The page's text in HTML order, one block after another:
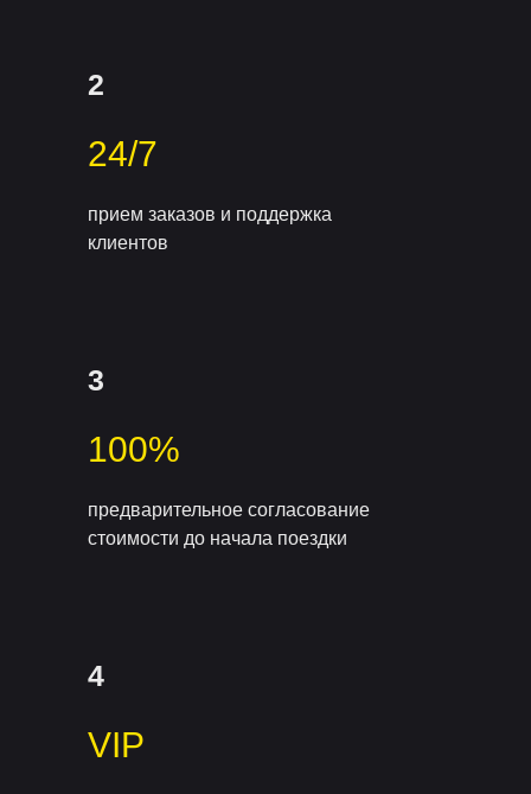
2
24/7
прием заказов и поддержка
клиентов
предварительное согласование
стоимости до начала поездки
3
100%
4
VIP